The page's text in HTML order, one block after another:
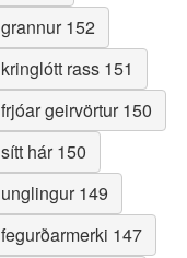
grannur 152
kringlótt rass 151
frjóar geirvörtur 150
sítt hár 150
unglingur 149
fegurðarmerki 147